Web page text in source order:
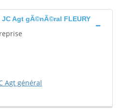
Agt gÃ©nÃ©ral FLEURY
Agt général